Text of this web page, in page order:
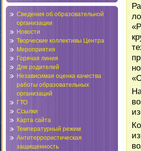
Сведения об образовательной
организации
Новости
Творческие коллективы Центра
Мероприятия
Горячая линия
Для родителей
Независимая оценка качества
работы образовательных
организаций
ГТО
Ссылки
Карта сайта
Температурный режим
Антитеррористическая
защищенность